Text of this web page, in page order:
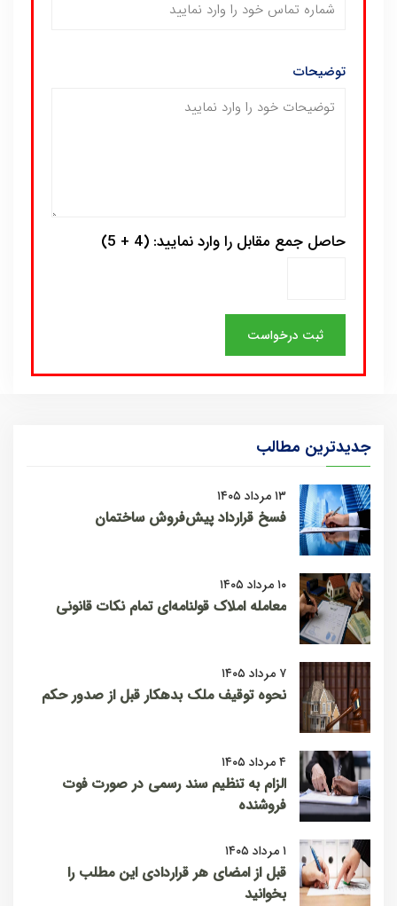
توضیحات
حاصل جمع مقابل را وارد نمایید: (4 + 5)
جدیدترین مطالب
۱۳ مرداد ۱۴۰۵
فسخ قرارداد پیش‌فروش ساختمان
۱۰ مرداد ۱۴۰۵
معامله املاک قولنامه‌ای تمام نکات قانونی
۷ مرداد ۱۴۰۵
نحوه توقیف ملک بدهکار قبل از صدور حکم
۴ مرداد ۱۴۰۵
الزام به تنظیم سند رسمی در صورت فوت
فروشنده
۱ مرداد ۱۴۰۵
قبل از امضای هر قراردادی این مطلب را
بخوانید